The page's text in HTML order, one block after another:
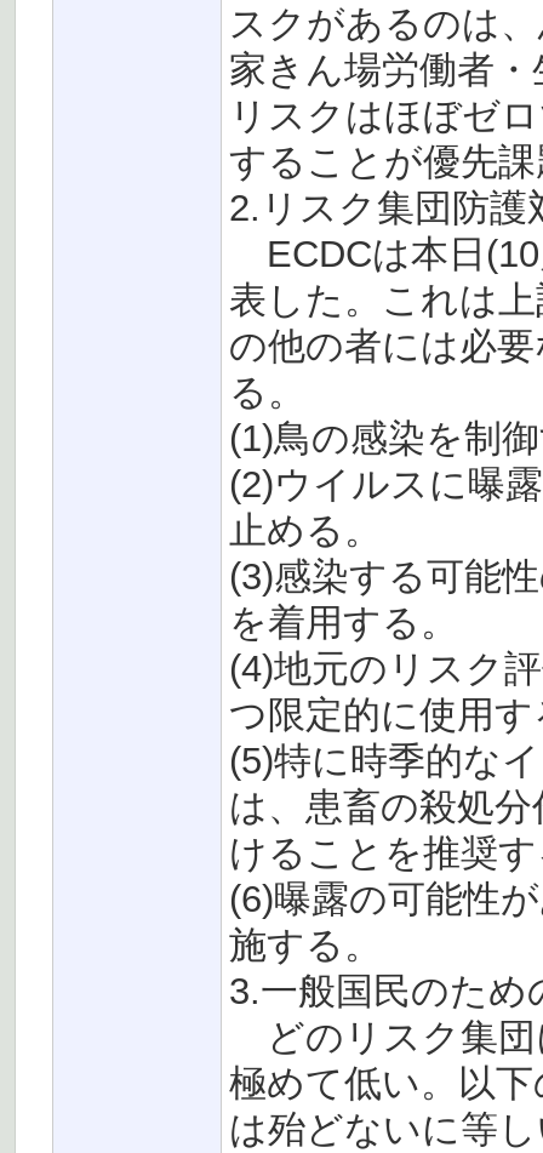
スクがあるのは
家きん場労働者
リスクはほぼゼ
することが優先
2.リスク集団防
ECDCは本日
表した。これは
の他の者には必
る。
(1)鳥の感染を制
(2)ウイルスに曝
止める。
(3)感染する可能
を着用する。
(4)地元のリスク
つ限定的に使用す
(5)特に時季的な
は、患畜の殺処
けることを推奨
(6)曝露の可能性
施する。
3.一般国民のため
どのリスク集団
極めて低い。以
は殆どないに等